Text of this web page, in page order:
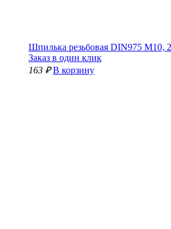
Шпилька резьбовая DIN975 М10,
Заказ в один клик
163 ₽ В корзину